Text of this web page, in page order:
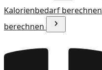
Kalorienbedarf berechnen
berechnen